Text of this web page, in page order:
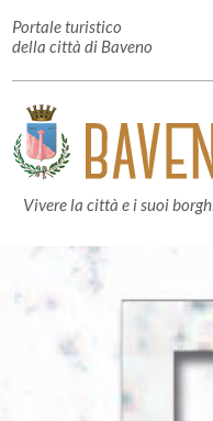
Portale turistico
della città di Baveno
Vivere la città e i suoi